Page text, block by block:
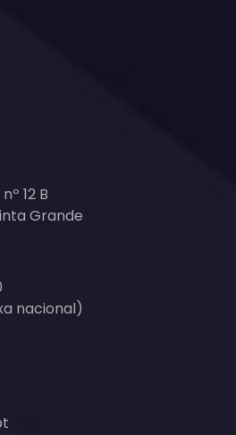
12 B
Grande
nacional)